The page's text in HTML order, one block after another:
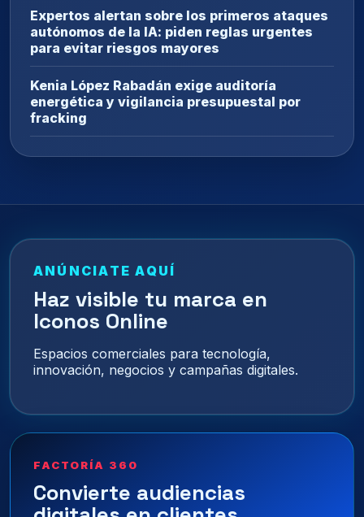
Expertos alertan sobre los primeros ataques
autónomos de la IA: piden reglas urgentes
para evitar riesgos mayores
Kenia López Rabadán exige auditoría
energética y vigilancia presupuestal por
fracking
ANÚNCIATE AQUÍ
Haz visible tu marca en
Iconos Online
Espacios comerciales para tecnología,
innovación, negocios y campañas digitales.
FACTORÍA 360
Convierte audiencias